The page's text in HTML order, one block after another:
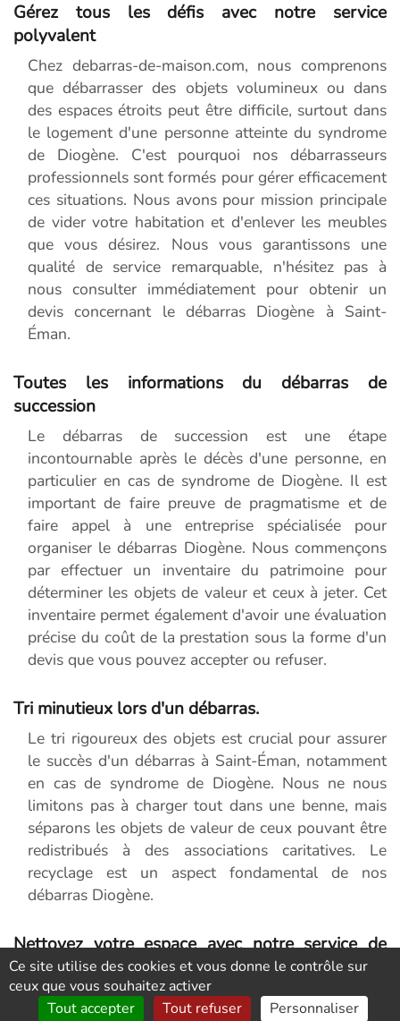
Gérez tous les défis avec notre service
polyvalent
Chez debarras-de-maison.com, nous comprenons
que débarrasser des objets volumineux ou dans
des espaces étroits peut être difficile, surtout dans
le logement d'une personne atteinte du syndrome
de Diogène. C'est pourquoi nos débarrasseurs
professionnels sont formés pour gérer efficacement
ces situations. Nous avons pour mission principale
de vider votre habitation et d'enlever les meubles
que vous désirez. Nous vous garantissons une
qualité de service remarquable, n'hésitez pas à
nous consulter immédiatement pour obtenir un
devis concernant le débarras Diogène à Saint-
Éman.
Toutes les informations du débarras de
succession
Le débarras de succession est une étape
incontournable après le décès d'une personne, en
particulier en cas de syndrome de Diogène. Il est
important de faire preuve de pragmatisme et de
faire appel à une entreprise spécialisée pour
organiser le débarras Diogène. Nous commençons
par effectuer un inventaire du patrimoine pour
déterminer les objets de valeur et ceux à jeter. Cet
inventaire permet également d'avoir une évaluation
précise du coût de la prestation sous la forme d'un
devis que vous pouvez accepter ou refuser.
Tri minutieux lors d'un débarras.
Le tri rigoureux des objets est crucial pour assurer
le succès d'un débarras à Saint-Éman, notamment
en cas de syndrome de Diogène. Nous ne nous
limitons pas à charger tout dans une benne, mais
séparons les objets de valeur de ceux pouvant être
redistribués à des associations caritatives. Le
recyclage est un aspect fondamental de nos
débarras Diogène.
Nettoyez votre espace avec notre service de
débarras de meubles professionnel
Nous comprenons que gérer le débarras des
Ce site utilise des cookies et vous donne le contrôle sur
ceux que vous souhaitez activer
Tout accepter
Tout refuser Personnaliser